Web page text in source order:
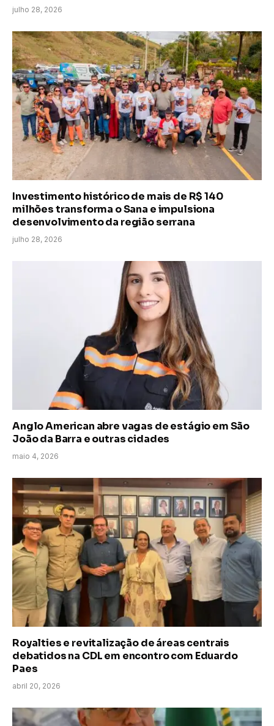
julho 28, 2026
Investimento histórico de mais de R$ 140
milhões transforma o Sana e impulsiona
desenvolvimento da região serrana
julho 28, 2026
Anglo American abre vagas de estágio em São
João da Barra e outras cidades
maio 4, 2026
Royalties e revitalização de áreas centrais
debatidos na CDL em encontro com Eduardo
Paes
abril 20, 2026